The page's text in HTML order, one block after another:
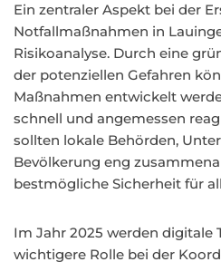
Ein zentraler Aspekt bei der
Notfallmaßnahmen in
Risikoanalyse. Durch eine
der potenziellen Gefahren
Maßnahmen entwickelt
schnell und angemessen
sollten lokale Behörden,
Bevölkerung eng
bestmögliche Sicherheit für
Im Jahr 2025 werden digitale
wichtigere Rolle bei der